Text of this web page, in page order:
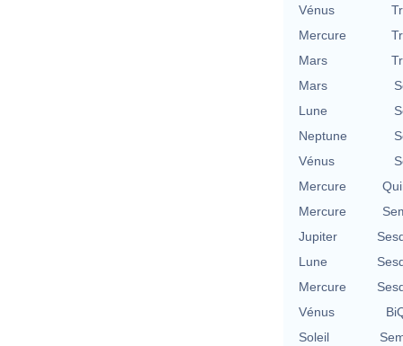
Vénus
Mercure
Mars
Mars
Lune
Neptune
Vénus
Mercure
Mercure
Jupiter
Lune
Mercure
Vénus
Soleil